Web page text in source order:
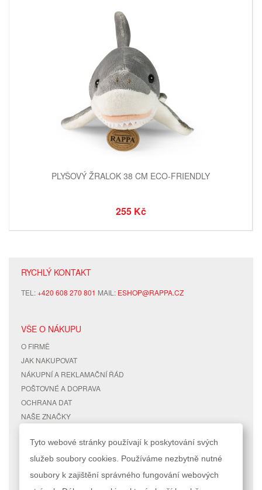
PLYŠOVÝ ŽRALOK 38 CM ECO-FRIENDLY
255 Kč
RYCHLÝ KONTAKT
TEL:+420 608 270 801 MAIL: ESHOP@RAPPA.CZ
VŠE O NÁKUPU
O FIRMĚ
JAK NAKUPOVAT
NÁKUPNÍ A REKLAMAČNÍ ŘÁD
POŠTOVNÉ A DOPRAVA
OCHRANA DAT
NAŠE ZNAČKY
RYCHLÉ ODKAZY
MAPA STRÁNEK
ÚČET
MŮJ ÚČET
Tyto webové stránky používají k poskytování svých
služeb soubory cookies. Používáme nezbytně nutné
soubory k zajištění správného fungování webových